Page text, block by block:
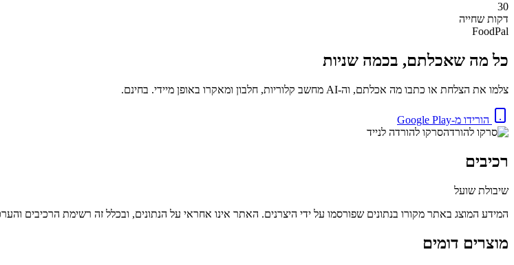
30
דקות שחייה
FoodPal
כל מה שאכלתם, בכמה שניות
צלמו את הצלחת או כתבו מה אכלתם, וה-AI מחשב קלוריות, חלבון ומאקרו באופן מיידי. בחינם.
הורידו מ-Google Play
סרקו להורדה לנייד
רכיבים
שיבולת שועל
המידע המוצג באתר מקורו בנתונים שפורסמו על ידי היצרנים. האתר אינו אחראי על הנתונים, ובכלל זה רשימת הרכיבים
מוצרים דומים